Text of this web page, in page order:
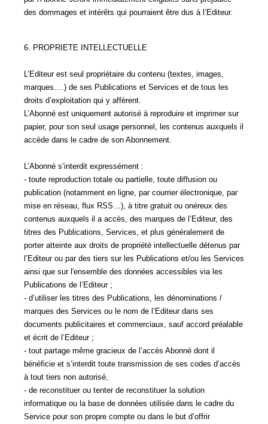
des dommages et intérêts qui pourraient être dus à l’Editeur.
6. PROPRIETE INTELLECTUELLE
L’Editeur est seul propriétaire du contenu (textes, images,
marques….) de ses Publications et Services et de tous les
droits d’exploitation qui y affèrent.
L’Abonné est uniquement autorisé à reproduire et imprimer sur
papier, pour son seul usage personnel, les contenus auxquels il
accède dans le cadre de son Abonnement.
L’Abonné s’interdit expressément :
- toute reproduction totale ou partielle, toute diffusion ou
publication (notamment en ligne, par courrier électronique, par
mise en réseau, flux RSS…), à titre gratuit ou onéreux des
contenus auxquels il a accès, des marques de l’Editeur, des
titres des Publications, Services, et plus généralement de
porter atteinte aux droits de propriété intellectuelle détenus par
l’Editeur ou par des tiers sur les Publications et/ou les Services
ainsi que sur l'ensemble des données accessibles via les
Publications de l’Editeur ;
- d’utiliser les titres des Publications, les dénominations /
marques des Services ou le nom de l’Editeur dans ses
documents publicitaires et commerciaux, sauf accord préalable
et écrit de l’Editeur ;
- tout partage même gracieux de l’accès Abonné dont il
bénéficie et s’interdit toute transmission de ses codes d’accès
à tout tiers non autorisé,
- de reconstituer ou tenter de reconstituer la solution
informatique ou la base de données utilisée dans le cadre du
Service pour son propre compte ou dans le but d’offrir